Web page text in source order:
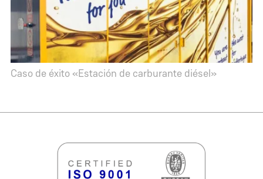
Caso de éxito «Estación de carburante diésel»